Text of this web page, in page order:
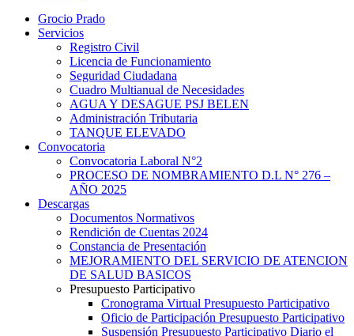
Grocio Prado
Servicios
Registro Civil
Licencia de Funcionamiento
Seguridad Ciudadana
Cuadro Multianual de Necesidades
AGUA Y DESAGUE PSJ BELEN
Administración Tributaria
TANQUE ELEVADO
Convocatoria
Convocatoria Laboral N°2
PROCESO DE NOMBRAMIENTO D.L N° 276 –
AÑO 2025
Descargas
Documentos Normativos
Rendición de Cuentas 2024
Constancia de Presentación
MEJORAMIENTO DEL SERVICIO DE ATENCION
DE SALUD BASICOS
Presupuesto Participativo
Cronograma Virtual Presupuesto Participativo
Oficio de Participación Presupuesto Participativo
Suspensión Presupuesto Participativo Diario el